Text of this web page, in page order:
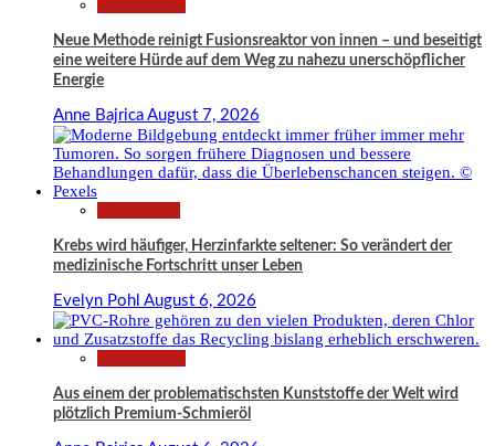
Neue Methode reinigt Fusionsreaktor von innen – und beseitigt
eine weitere Hürde auf dem Weg zu nahezu unerschöpflicher
Energie
Anne Bajrica August 7, 2026
Krebs wird häufiger, Herzinfarkte seltener: So verändert der
medizinische Fortschritt unser Leben
Evelyn Pohl August 6, 2026
Aus einem der problematischsten Kunststoffe der Welt wird
plötzlich Premium-Schmieröl